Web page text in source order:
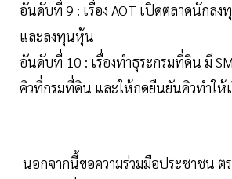
อันดับที่ 9 : เรื่อง AOT เปิดตลาดนักลง
และลงทุนหุ้น
อันดับที่ 10 : เรื่องทำธุระกรมที่ดิน มี
คิวที่กรมที่ดิน และให้กดยืนยันคิวทำให้
นอกจากนี้ขอความร่วมมือประชาชน ต